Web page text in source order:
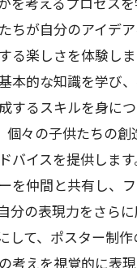
ちが自分のアイデ
る楽しさを体験し
本的な知識を学び
するスキルを身に
々の子供たちの創
バイスを提供します
を仲間と共有し、
分の表現力をさら
して、ポスター制作
考えを視覚的に表